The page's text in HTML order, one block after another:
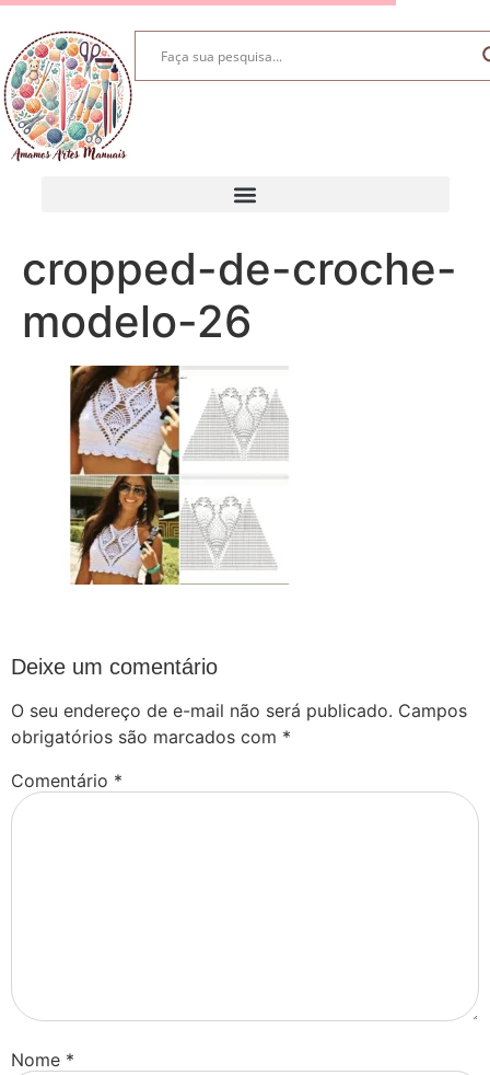
cropped-de-croche-
modelo-26
Deixe um comentário
O seu endereço de e-mail não será publicado. Campos
obrigatórios são marcados com *
Comentário *
Nome *